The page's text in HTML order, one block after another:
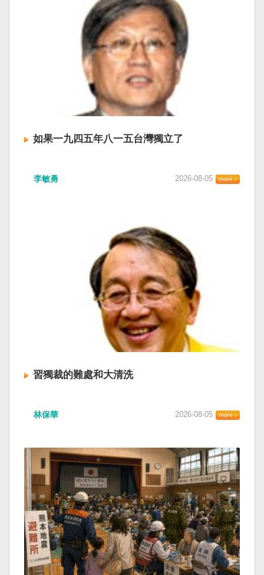
如果一九四五年八一五台灣獨立了
李敏勇 2026-08-05
習獨裁的難處和大清洗
林保華 2026-08-05